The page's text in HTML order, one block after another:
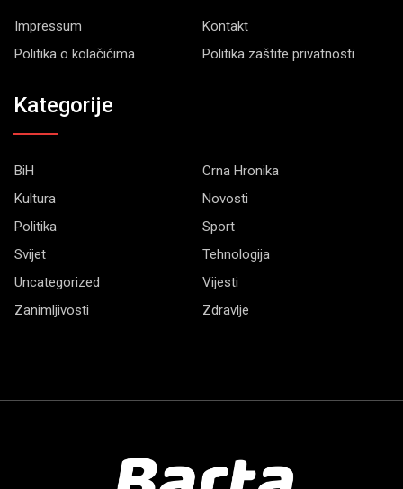
Impressum
Kontakt
Politika o kolačićima
Politika zaštite privatnosti
Kategorije
BiH
Crna Hronika
Kultura
Novosti
Politika
Sport
Svijet
Tehnologija
Uncategorized
Vijesti
Zanimljivosti
Zdravlje